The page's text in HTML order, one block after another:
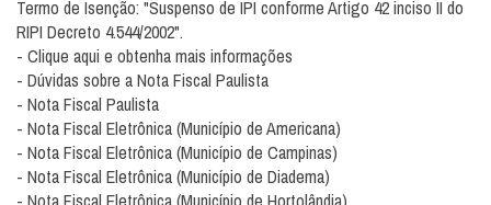
Termo de Isenção: "Suspenso de IPI conforme Artigo 42 inciso II do
RIPI Decreto 4.544/2002".
- Clique aqui e obtenha mais informações
- Dúvidas sobre a Nota Fiscal Paulista
- Nota Fiscal Paulista
- Nota Fiscal Eletrônica (Município de Americana)
- Nota Fiscal Eletrônica (Município de Campinas)
- Nota Fiscal Eletrônica (Município de Diadema)